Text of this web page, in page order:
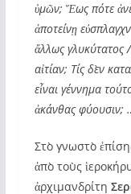
ὑμῶν; Ἕως πότε
ἀποτείνῃ
ἄλλως γλυκύτατος
αἰτίαν; Τίς δὲν
εἶναι γέννημα
ἀκάνθας φύουσιν;
Στὸ γνωστὸ
ἀπὸ τοὺς
ἀρχιμανδρίτη